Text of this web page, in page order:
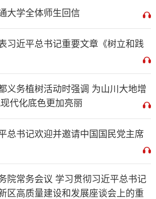
大学全体师生回信
习近平总书记重要文章《树立和践
义务植树活动时强调 为山川大地增
代化底色更加亮丽
总书记欢迎并邀请中国国民党主席
院常务会议 学习贯彻习近平总书记
区高质量建设和发展座谈会上的重